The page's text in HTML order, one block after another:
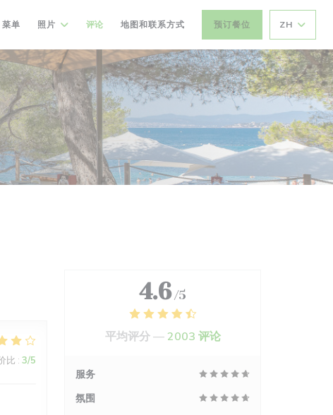
菜单 照片 评论 地图和联系方式 预订餐位 ZH
比 : 3/5
4.6 /5
平均评分 — 2003 评论
服务
氛围